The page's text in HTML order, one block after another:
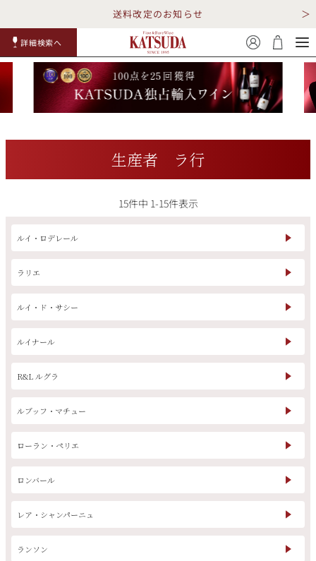
送料改定のお知らせ
詳細検索へ
白ワイ
ン ング ン
RP100
点
詳細検索する
キャンペーン
ショッピングガイド
銘柄から探す
生産地から探す
種類で探す
40,000円〜79,999円
生産者 ラ行
15件中 1-15件表示
ルイ・ロデレール
ラリエ
ルイ・ド・サシー
ルイナール
R&L ルグラ
ルブッフ・マチュー
ローラン・ペリエ
ロンバール
レア・シャンパーニュ
ランソン